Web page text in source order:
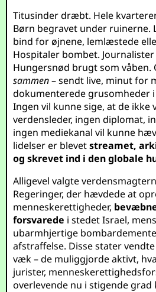
Titusinder dræbt. Hele
Børn begravet under ruinerne.
bind for øjnene, lemlæstede
Hospitaler bombet.
Hungersnød brugt som våben.
sammen– sendt live, minut for
dokumenterede grusomheder
Ingen vil kunne sige, at de ikke
verdensleder, ingen diplomat,
ingen mediekanal vil kunne
lidelser er blevetstreamet,
og skrevet ind i den globale
Alligevel valgte
Regeringer, der hævdede at
menneskerettigheder,
forsvarede i stedet Israel,
ubarmhjertige
afstraffelse. Disse stater
væk – de muliggjorde aktivt,
jurister,
overlevende nu i stigende